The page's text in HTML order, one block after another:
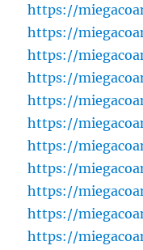
https://
https://
https://
https://
https://
https://
https://
https://
https://
https://
https://